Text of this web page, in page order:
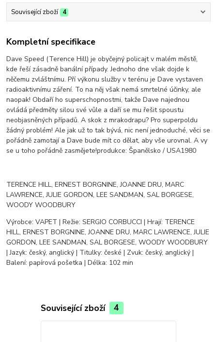
Související zboží 4
Kompletní specifikace
Dave Speed (Terence Hill) je obyčejný policajt v malém městě,
kde řeší zásadně banální případy. Jednoho dne však dojde k
něčemu zvláštnímu. Pří výkonu služby v terénu je Dave vystaven
radioaktivnímu záření. To na něj však nemá smrtelné účinky, ale
naopak! Obdaří ho superschopnostmi, takže Dave najednou
ovládá předměty silou své vůle a daří se mu řešit spoustu
neobjasněných případů. A skok z mrakodrapu? Pro superpoldu
žádný problém! Ale jak už to tak bývá, nic není jednoduché, věci se
pořádně zamotají a Dave bude mít co dělat, aby vše urovnal. A vy
se u toho pořádně zasmějete!produkce: Španělsko / USA1980
TERENCE HILL, ERNEST BORGNINE, JOANNE DRU, MARC
LAWRENCE, JULIE GORDON, LEE SANDMAN, SAL BORGESE,
WOODY WOODBURY
Výrobce: VAPET | Režie: SERGIO CORBUCCI | Hrají: TERENCE
HILL, ERNEST BORGNINE, JOANNE DRU, MARC LAWRENCE, JULIE
GORDON, LEE SANDMAN, SAL BORGESE, WOODY WOODBURY
| Jazyk: český, anglický | Titulky: české | Zvuk: český, anglický |
Balení: papírová pošetka | Délka: 102 min
Související zboží 4